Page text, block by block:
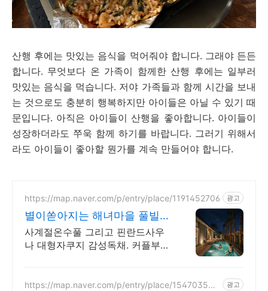
산행 후에는 맛있는 음식을 먹어줘야 합니다. 그래야 든든
합니다. 무엇보다 온 가족이 함께한 산행 후에는 일부러
맛있는 음식을 먹습니다. 저야 가족들과 함께 시간을 보내
는 것으로도 충분히 행복하지만 아이들은 아닐 수 있기 때
문입니다. 아직은 아이들이 산행을 좋아합니다. 아이들이
성장하더라도 쭈욱 함께 하기를 바랍니다. 그러기 위해서
라도 아이들이 좋아할 뭔가를 계속 만들어야 합니다.
https://map.naver.com/p/entry/place/1191452706 광고
별이쏟아지는 해녀마을 풀빌라
르세라핌도 다녀간 감성풀빌라
사계절온수풀 그리고 핀란드사우
나 대형자쿠지 감성독채. 커플부터
녀마을 돌담길 속에서느끼는 온전
https://map.naver.com/p/entry/place/154703587
광고